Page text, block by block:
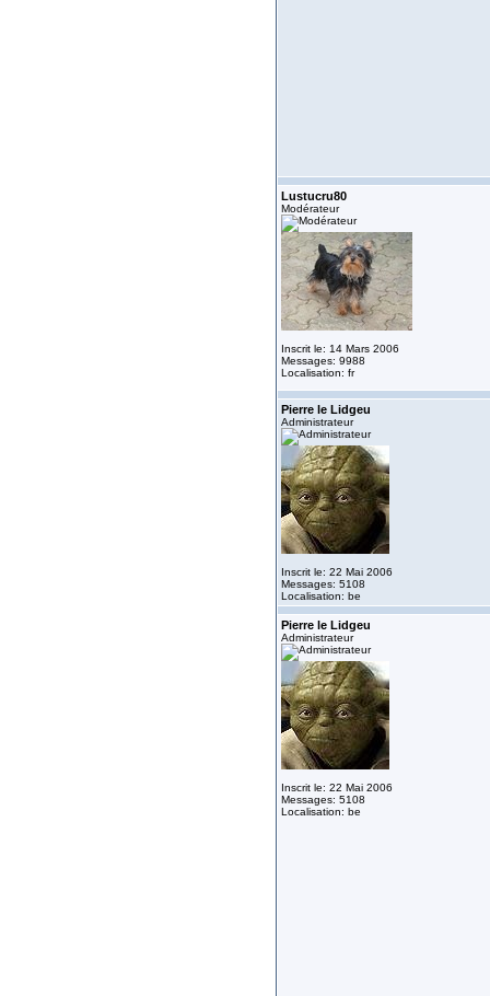
Lustucru80
Modérateur
Inscrit le: 14 Mars 2006
Messages: 9988
Localisation: fr
Pierre le Lidgeu
Administrateur
Inscrit le: 22 Mai 2006
Messages: 5108
Localisation: be
Pierre le Lidgeu
Administrateur
Inscrit le: 22 Mai 2006
Messages: 5108
Localisation: be